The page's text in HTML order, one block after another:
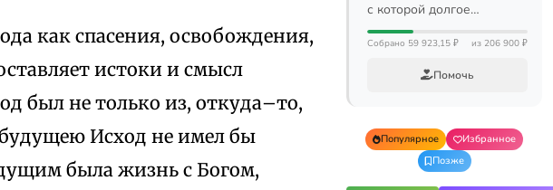
как спасения, освобождения,
истоки и смысл
был не только из, откуда–то,
будущею Исход не имел бы
была жизнь с Богом,
с которой долгое…
Собрано 59 923,15 ₽ из 206 900 ₽
Помочь
Популярное
Избранное
Позже